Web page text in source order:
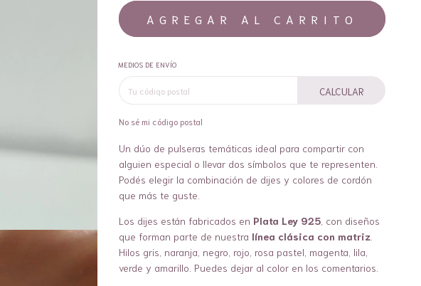
MEDIOS DE ENVÍO
CALCULAR
No sé mi código postal
Un dúo de pulseras temáticas ideal para compartir con
alguien especial o llevar dos símbolos que te representen.
Podés elegir la combinación de dijes y colores de cordón
que más te guste.
Los dijes están fabricados enPlata Ley 925 , con diseños
que forman parte de nuestra línea clásica con matriz
Hilos gris, naranja, negro, rojo, rosa pastel, magenta, lila,
verde y amarillo. Puedes dejar al color en los comentarios.